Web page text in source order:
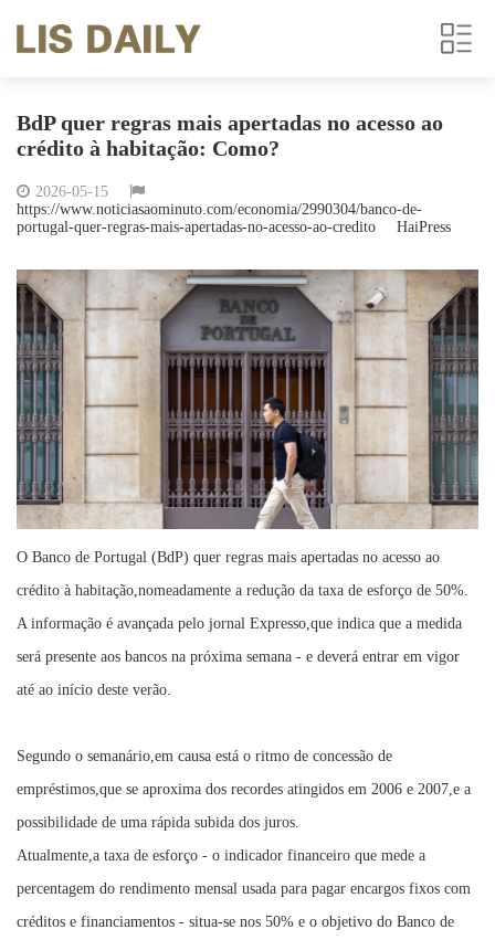
BdP quer regras mais apertadas no acesso ao
crédito à habitação: Como?
2026-05-15
https://www.noticiasaominuto.com/economia/2990304/banco-de-
portugal-quer-regras-mais-apertadas-no-acesso-ao-credito
HaiPress
O Banco de Portugal (BdP) quer regras mais apertadas no acesso ao
crédito à habitação,nomeadamente a redução da taxa de esforço de 50%.
A informação é avançada pelo jornal Expresso,que indica que a medida
será presente aos bancos na próxima semana - e deverá entrar em vigor
até ao início deste verão.
Segundo o semanário,em causa está o ritmo de concessão de
empréstimos,que se aproxima dos recordes atingidos em 2006 e 2007,e a
possibilidade de uma rápida subida dos juros.
Atualmente,a taxa de esforço - o indicador financeiro que mede a
percentagem do rendimento mensal usada para pagar encargos fixos com
créditos e financiamentos - situa-se nos 50% e o objetivo do Banco de